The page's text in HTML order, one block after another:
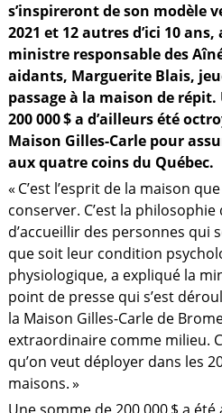
s’inspireront de son modèle
2021 et 12 autres d’ici 10
ministre responsable des
aidants, Marguerite Blais,
passage à la maison de
200 000 $ a d’ailleurs été
Maison Gilles-Carle pour
aux quatre coins du Québec.
« C’est l’esprit de la maison
conserver. C’est la philosophie
d’accueillir des personnes qui
que soit leur condition
physiologique, a expliqué la
point de presse qui s’est
la Maison Gilles-Carle de
extraordinaire comme milieu.
qu’on veut déployer dans les
maisons. »